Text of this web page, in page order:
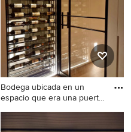
Bodega ubicada en un
espacio que era una puerta